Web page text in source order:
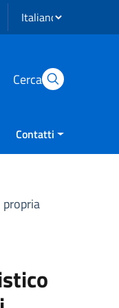
Seleziona lingua
Cerca
Contatti
propria